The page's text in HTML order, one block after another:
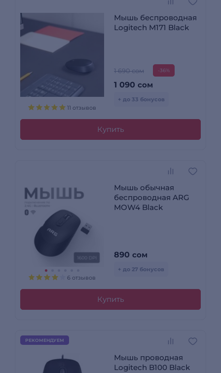
11 отзывов
Мышь беспроводная
Logitech M171 Black
1 690 сом -36%
1 090 сом
+ до 33 бонусов
Купить
6 отзывов
Мышь обычная
беспроводная ARG
MOW4 Black
890 сом
+ до 27 бонусов
Купить
РЕКОМЕНДУЕМ
Мышь проводная
Logitech B100 Black